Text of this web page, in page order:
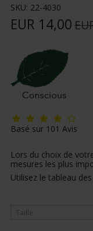
SKU: 22-4030
EUR 14,00
Basé sur 101 Avis
Lors du choix de
mesures les plus
Utilisez le tableau
Taille